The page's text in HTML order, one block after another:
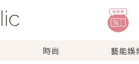
時尚 藝能娛